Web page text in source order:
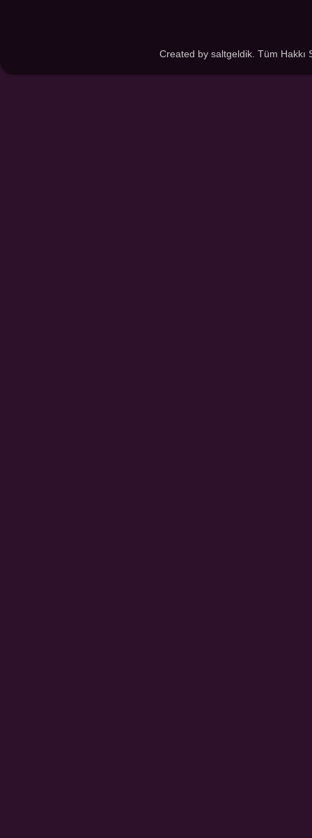
Created by saltgeldik. Tüm Hakkı